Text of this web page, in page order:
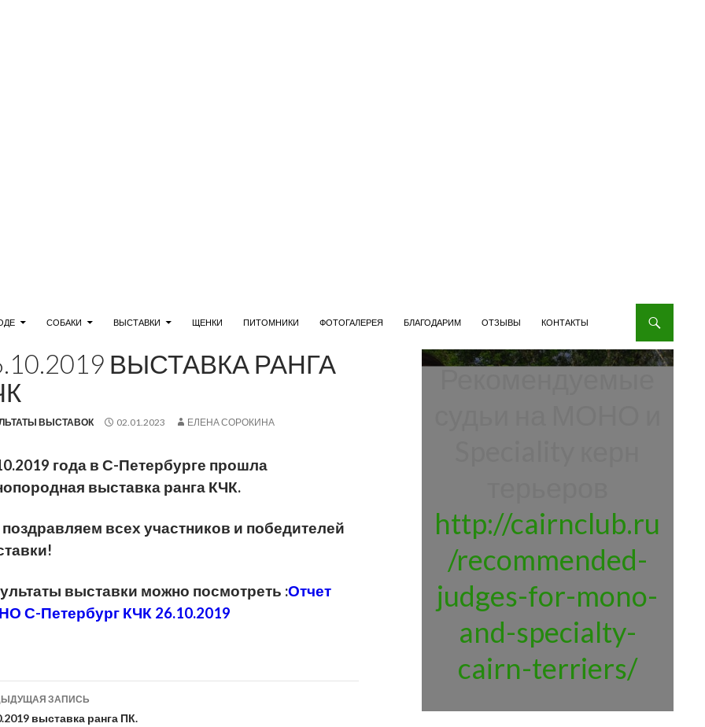
терьер
СОБАКИ ВЫСТАВКИ ЩЕНКИ ПИТОМНИКИ ФОТОГАЛЕРЕЯ БЛАГОДАРИМ ОТЗЫВЫ КОНТАКТЫ
ВЫСТАВКА РАНГА
ВЫСТАВОК 02.01.2023 ЕЛЕНА СОРОКИНА
года в С-Петербурге прошла
выставка ранга КЧК.
всех участников и победителей
выставки можно посмотреть :Отчет
С-Петербург КЧК 26.10.2019
ЗАПИСЬ
выставка ранга ПК.
Рекомендуемые
http://cairnclub.ru
/recommended-
judges-for-mono-
and-specialty-
cairn-terriers/